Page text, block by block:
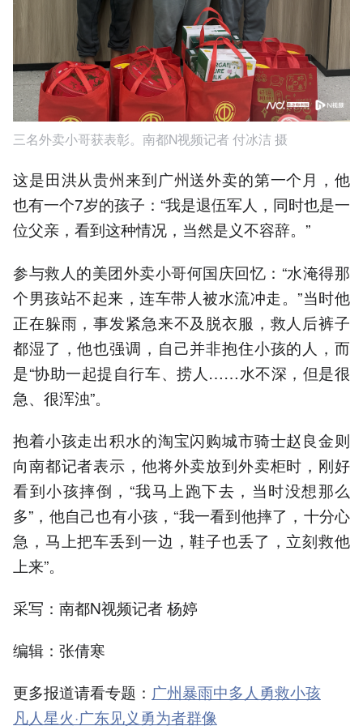
三名外卖小哥获表彰。南都N视频记者 付冰洁 摄
这是田洪从贵州来到广州送外卖的第一个月，他
也有一个7岁的孩子：“我是退伍军人，同时也是一
位父亲，看到这种情况，当然是义不容辞。”
参与救人的美团外卖小哥何国庆回忆：“水淹得那
个男孩站不起来，连车带人被水流冲走。”当时他
正在躲雨，事发紧急来不及脱衣服，救人后裤子
都湿了，他也强调，自己并非抱住小孩的人，而
是“协助一起提自行车、捞人……水不深，但是很
急、很浑浊”。
抱着小孩走出积水的淘宝闪购城市骑士赵良金则
向南都记者表示，他将外卖放到外卖柜时，刚好
看到小孩摔倒，“我马上跑下去，当时没想那么
多”，他自己也有小孩，“我一看到他摔了，十分心
急，马上把车丢到一边，鞋子也丢了，立刻救他
上来”。
采写：南都N视频记者 杨婷
编辑：张倩寒
更多报道请看专题： 广州暴雨中多人勇救小孩
凡人星火·广东见义勇为者群像